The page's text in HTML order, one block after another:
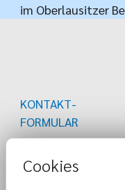
im Oberlausitzer
KONTAKT-
FORMULAR
Cookies